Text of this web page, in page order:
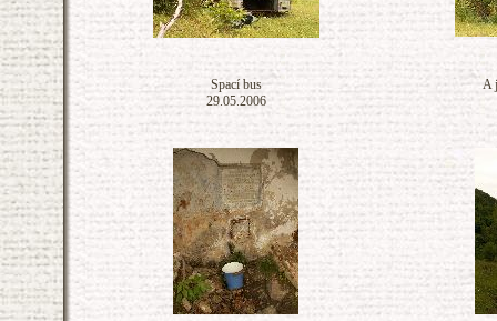
Spací bus
29.05.2006
A